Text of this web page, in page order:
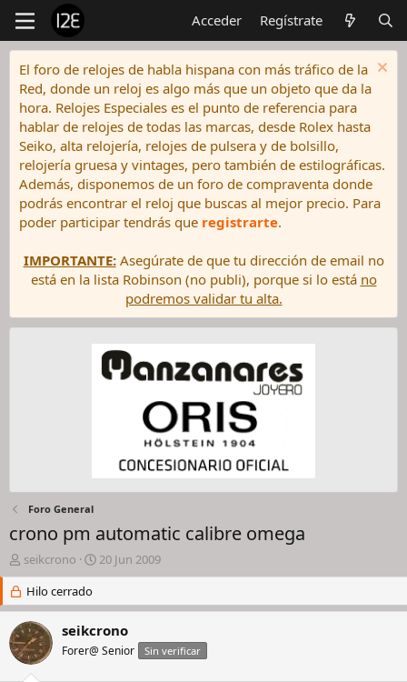
Acceder Regístrate
El foro de relojes de habla hispana con más tráfico de la
Red, donde un reloj es algo más que un objeto que da la
hora. Relojes Especiales es el punto de referencia para
hablar de relojes de todas las marcas, desde Rolex hasta
Seiko, alta relojería, relojes de pulsera y de bolsillo,
relojería gruesa y vintages, pero también de estilográficas.
Además, disponemos de un foro de compraventa donde
podrás encontrar el reloj que buscas al mejor precio. Para
poder participar tendrás que registrarte.
IMPORTANTE:Asegúrate de que tu dirección de email no
está en la lista Robinson (no publi), porque si lo está no
podremos validar tu alta.
Foro General
crono pm automatic calibre omega
I
n
c
i
a
d
o
seikcrono
F
e
h
d
e
20 Jun 2009
Hilo cerrado
seikcrono
Forer@ Senior Sin verificar